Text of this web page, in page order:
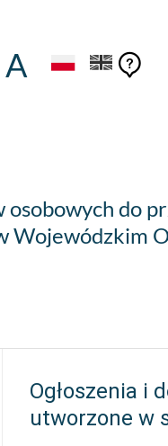
A
Pomoc
do
Wojewódzkim
Ogłoszenia i
utworzone w